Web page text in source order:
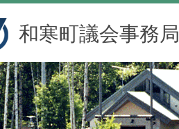
和寒町議会事務局